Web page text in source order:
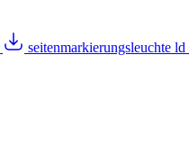
seitenmarkierungsleuchte